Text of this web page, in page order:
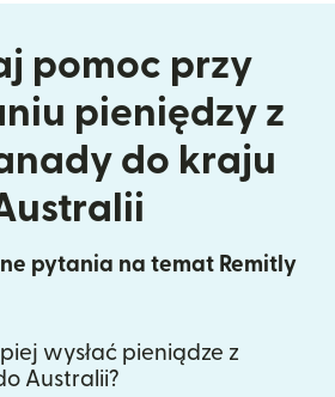
pomoc przy
pieniędzy z
do kraju
pytania na temat Remitly
wysłać pieniądze z
Australii?